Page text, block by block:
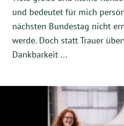
YouTube
Facebook
Instagram
und bedeutet für mich
nächsten Bundestag nicht
werde. Doch statt Trauer
Dankbarkeit ...